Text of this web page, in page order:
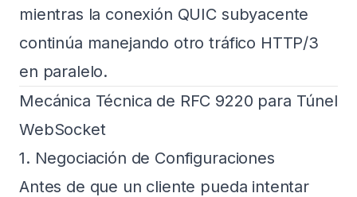
mientras la conexión QUIC subyacente
continúa manejando otro tráfico HTTP/3
en paralelo.
Mecánica Técnica de RFC 9220 para Túnel
WebSocket
1. Negociación de Configuraciones
Antes de que un cliente pueda intentar